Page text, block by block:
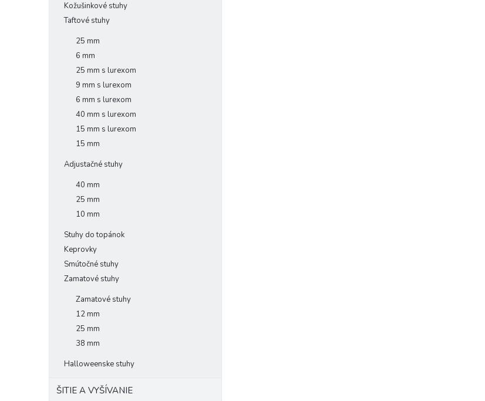
Kožušinkové stuhy
Taftové stuhy
25 mm
6 mm
25 mm s lurexom
9 mm s lurexom
6 mm s lurexom
40 mm s lurexom
15 mm s lurexom
15 mm
Adjustačné stuhy
40 mm
25 mm
10 mm
Stuhy do topánok
Keprovky
Smútočné stuhy
Zamatové stuhy
Zamatové stuhy
12 mm
25 mm
38 mm
Halloweenske stuhy
ŠITIE A VYŠÍVANIE